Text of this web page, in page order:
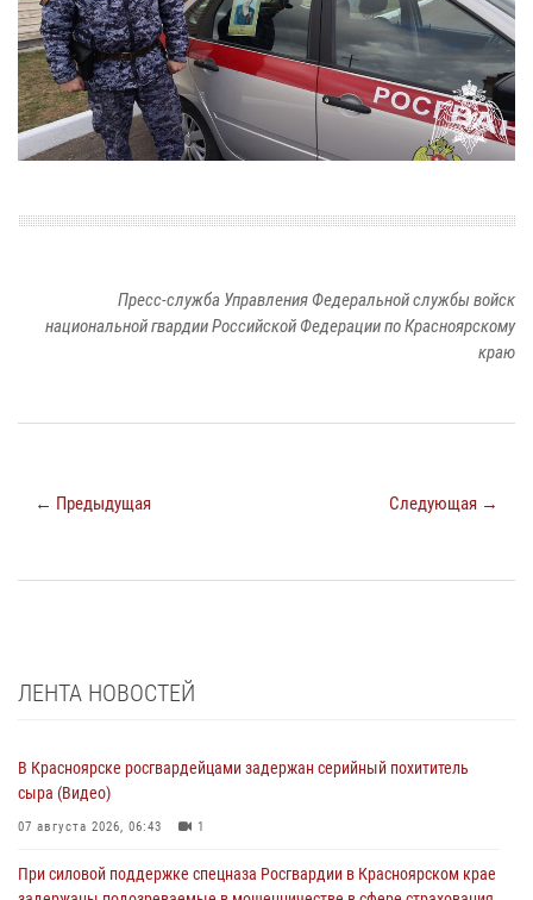
Пресс-служба Управления Федеральной службы войск
национальной гвардии Российской Федерации по Красноярскому
краю
← Предыдущая Следующая →
ЛЕНТА НОВОСТЕЙ
В Красноярске росгвардейцами задержан серийный похититель
сыра (Видео)
07 августа 2026, 06:43 1
При силовой поддержке спецназа Росгвардии в Красноярском крае